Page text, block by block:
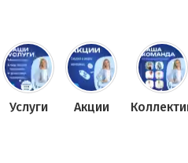
Услуги Акции